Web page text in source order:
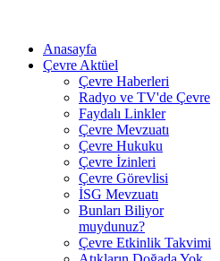
Anasayfa
Çevre Aktüel
Çevre Haberleri
Radyo ve TV'de Çevre
Faydalı Linkler
Çevre Mevzuatı
Çevre Hukuku
Çevre İzinleri
Çevre Görevlisi
İSG Mevzuatı
Bunları Biliyor
muydunuz?
Çevre Etkinlik Takvimi